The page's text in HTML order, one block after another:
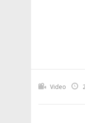
Video